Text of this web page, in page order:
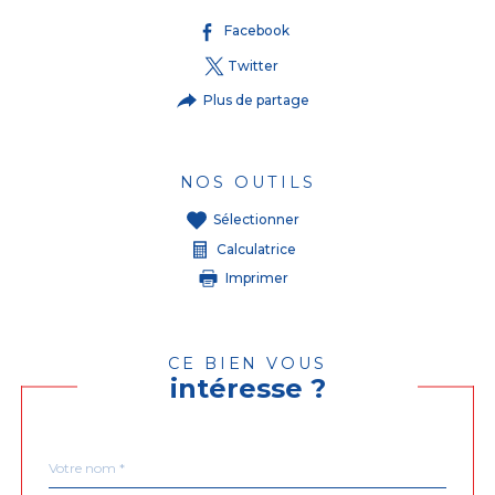
Facebook
Twitter
Plus de partage
NOS OUTILS
Sélectionner
Calculatrice
Imprimer
CE BIEN VOUS
intéresse ?
par
*